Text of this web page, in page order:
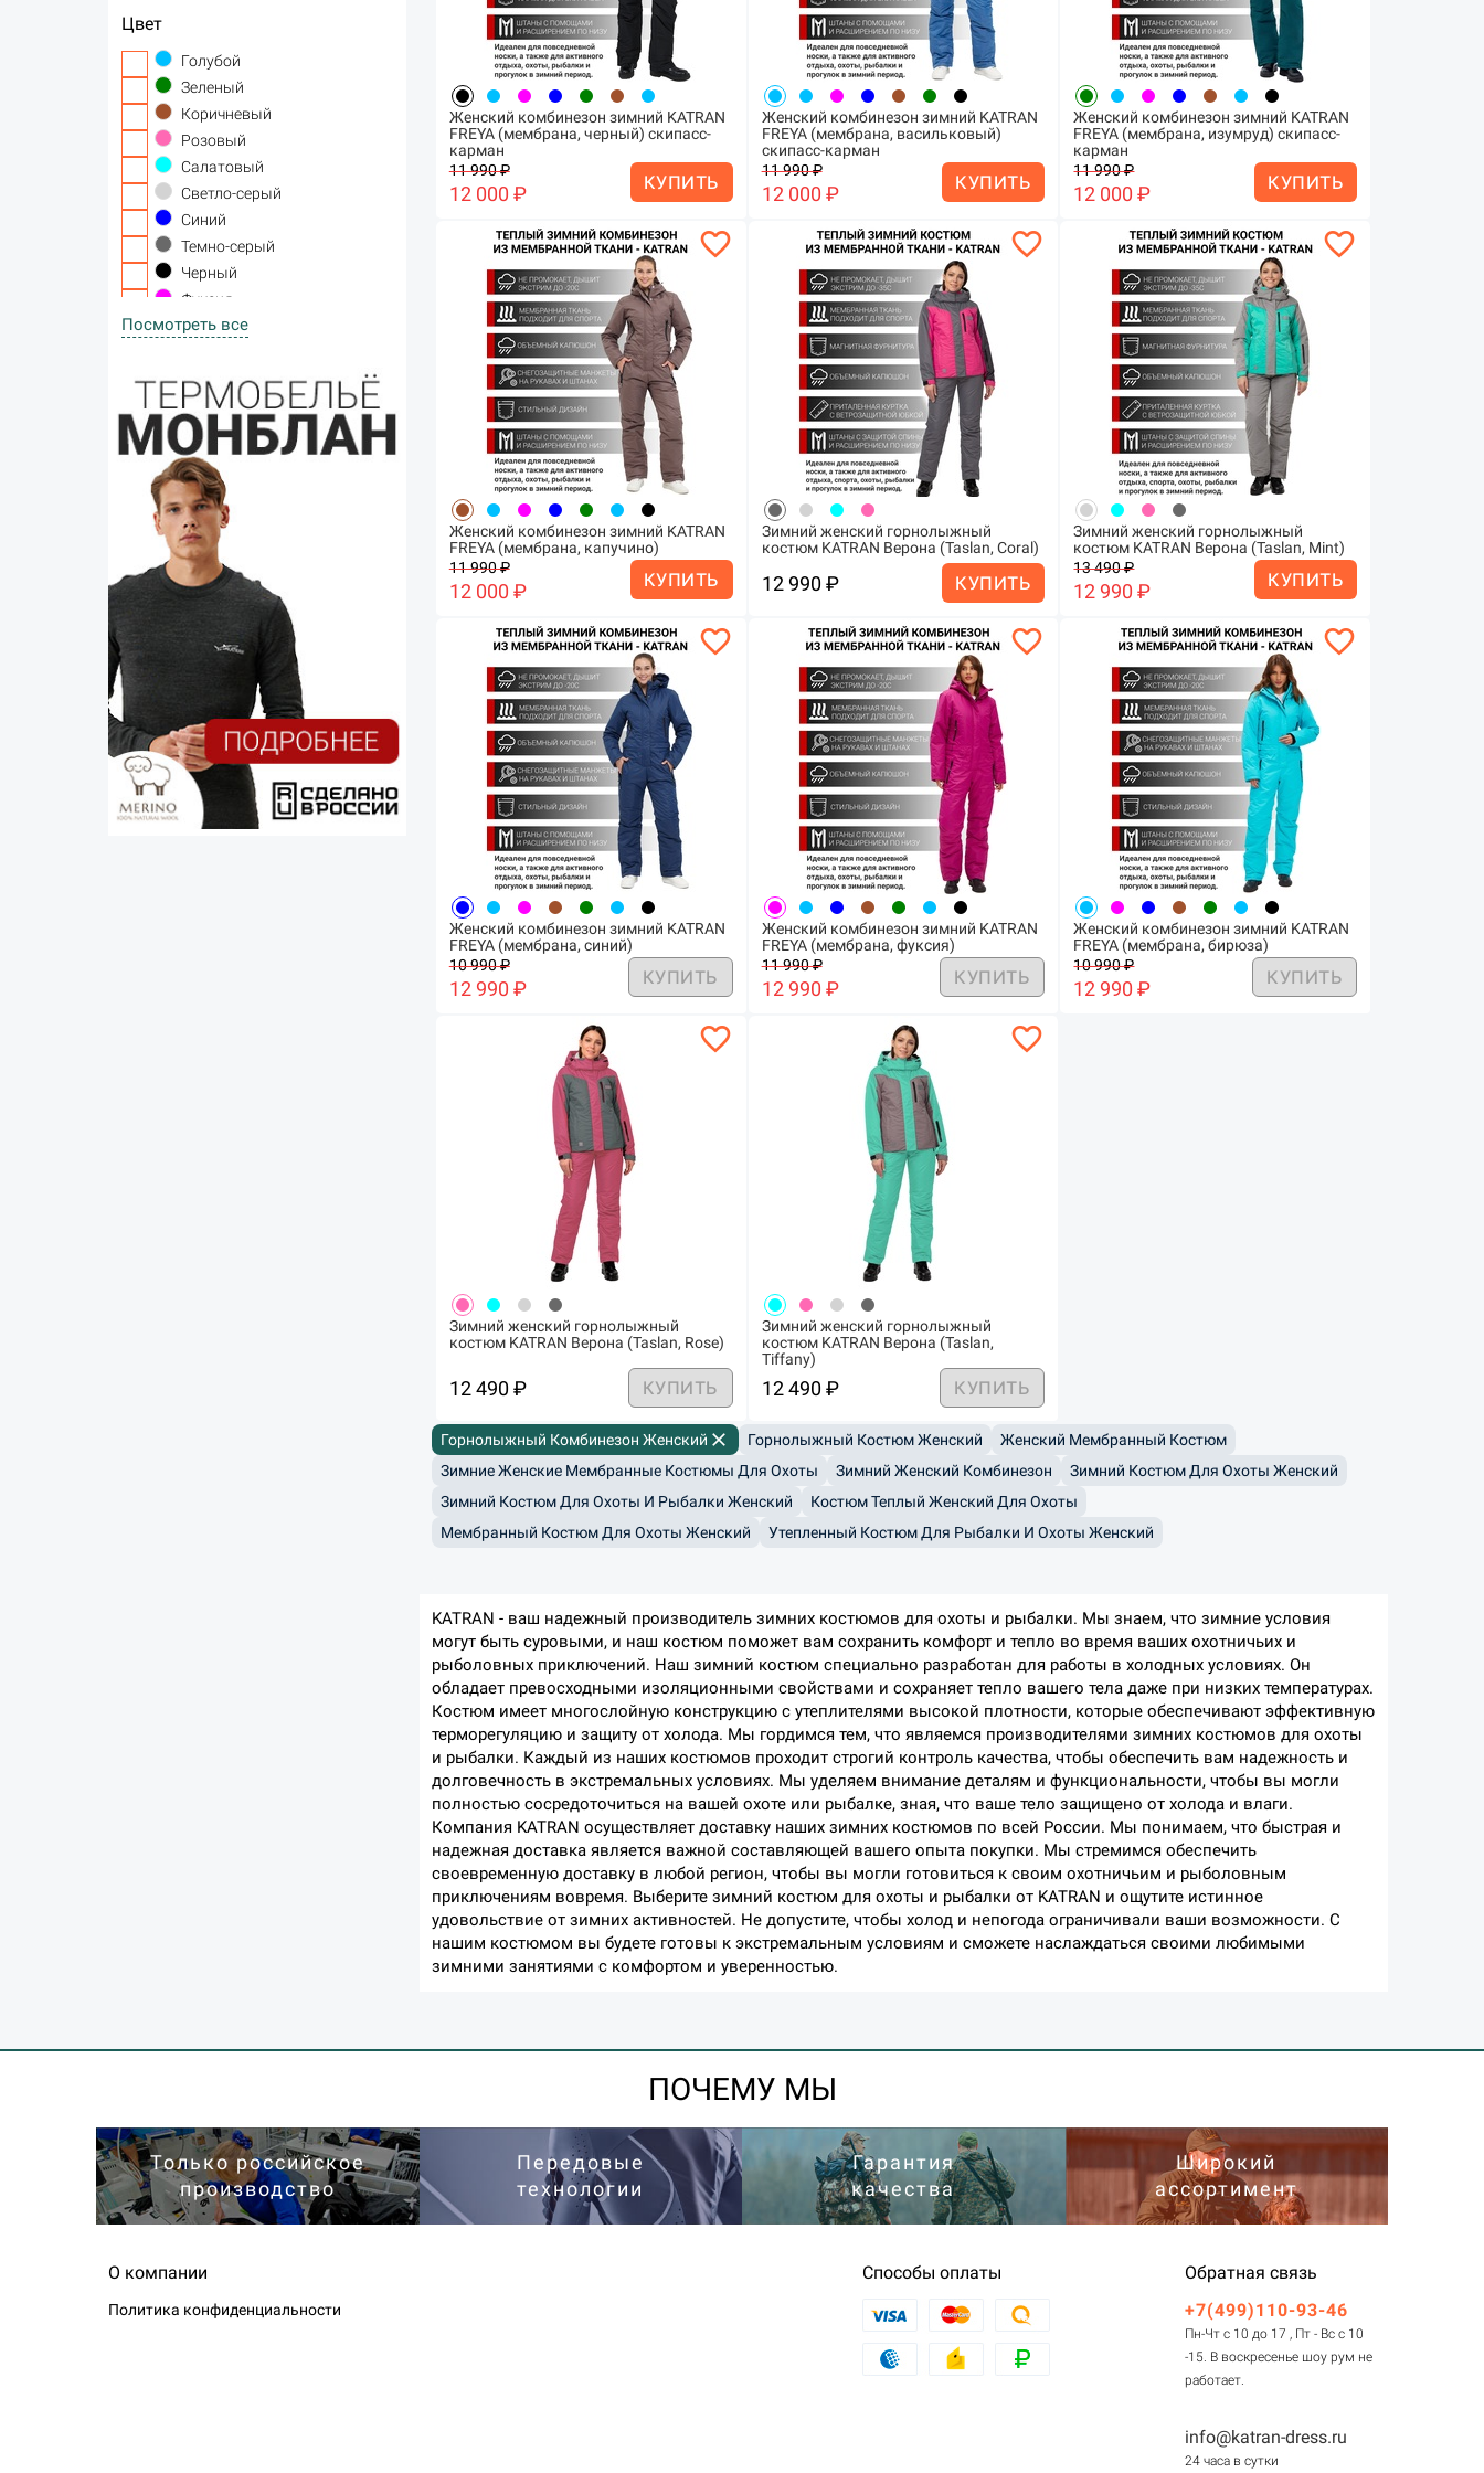
Цвет
Голубой
Зеленый
Коричневый
Розовый
Салатовый
Светло-серый
Синий
Темно-серый
Черный
Фуксия
Посмотреть все
Женский комбинезон зимний KATRAN
FREYA (мембрана, черный) скипасс-
карман
11 990 ₽
12 000 ₽ КУПИТЬ
Женский комбинезон зимний KATRAN
FREYA (мембрана, васильковый)
скипасс-карман
11 990 ₽
12 000 ₽ КУПИТЬ
Женский комбинезон зимний KATRAN
FREYA (мембрана, изумруд) скипасс-
карман
11 990 ₽
12 000 ₽ КУПИТЬ
favorite_border
Женский комбинезон зимний KATRAN
FREYA (мембрана, капучино)
11 990 ₽
12 000 ₽ КУПИТЬ
favorite_border
Зимний женский горнолыжный
костюм KATRAN Верона (Taslan, Coral)
12 990 ₽ КУПИТЬ
favorite_border
Зимний женский горнолыжный
костюм KATRAN Верона (Taslan, Mint)
13 490 ₽
12 990 ₽ КУПИТЬ
favorite_border
Женский комбинезон зимний KATRAN
FREYA (мембрана, синий)
10 990 ₽
12 990 ₽ КУПИТЬ
favorite_border
Женский комбинезон зимний KATRAN
FREYA (мембрана, фуксия)
11 990 ₽
12 990 ₽ КУПИТЬ
favorite_border
Женский комбинезон зимний KATRAN
FREYA (мембрана, бирюза)
10 990 ₽
12 990 ₽ КУПИТЬ
favorite_border
Зимний женский горнолыжный
костюм KATRAN Верона (Taslan, Rose)
12 490 ₽ КУПИТЬ
favorite_border
Зимний женский горнолыжный
костюм KATRAN Верона (Taslan,
Tiffany)
12 490 ₽ КУПИТЬ
Горнолыжный Комбинезон Женский close Горнолыжный Костюм Женский
Женский Мембранный Костюм
Зимние Женские Мембранные Костюмы Для Охоты
Зимний Женский Комбинезон
Зимний Костюм Для Охоты Женский
Зимний Костюм Для Охоты И Рыбалки Женский
Костюм Теплый Женский Для Охоты
Мембранный Костюм Для Охоты Женский
Утепленный Костюм Для Рыбалки И Охоты Женский
KATRAN - ваш надежный производитель зимних костюмов для охоты и рыбалки. Мы знаем, что зимние условия
могут быть суровыми, и наш костюм поможет вам сохранить комфорт и тепло во время ваших охотничьих и
рыболовных приключений. Наш зимний костюм специально разработан для работы в холодных условиях. Он
обладает превосходными изоляционными свойствами и сохраняет тепло вашего тела даже при низких температурах.
Костюм имеет многослойную конструкцию с утеплителями высокой плотности, которые обеспечивают эффективную
терморегуляцию и защиту от холода. Мы гордимся тем, что являемся производителями зимних костюмов для охоты
и рыбалки. Каждый из наших костюмов проходит строгий контроль качества, чтобы обеспечить вам надежность и
долговечность в экстремальных условиях. Мы уделяем внимание деталям и функциональности, чтобы вы могли
полностью сосредоточиться на вашей охоте или рыбалке, зная, что ваше тело защищено от холода и влаги.
Компания KATRAN осуществляет доставку наших зимних костюмов по всей России. Мы понимаем, что быстрая и
надежная доставка является важной составляющей вашего опыта покупки. Мы стремимся обеспечить
своевременную доставку в любой регион, чтобы вы могли готовиться к своим охотничьим и рыболовным
приключениям вовремя. Выберите зимний костюм для охоты и рыбалки от KATRAN и ощутите истинное
удовольствие от зимних активностей. Не допустите, чтобы холод и непогода ограничивали ваши возможности. С
нашим костюмом вы будете готовы к экстремальным условиям и сможете наслаждаться своими любимыми
зимними занятиями с комфортом и уверенностью.
ПОЧЕМУ МЫ
Только российское
производство
Передовые
технологии
Гарантия
качества
Широкий
ассортимент
О компании
Политика конфиденциальности
Способы оплаты
Обратная связь
+7(499)110-93-46
Пн-Чт с 10 до 17 , Пт - Вс с 10
-15. В воскресенье шоу рум не
работает.
info@katran-dress.ru
24 часа в сутки